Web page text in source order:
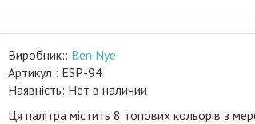
Виробник:: Ben Nye
Артикул:: ESP-94
Наявність: Нет в наличии
Ця палітра містить 8 топових кольорів з